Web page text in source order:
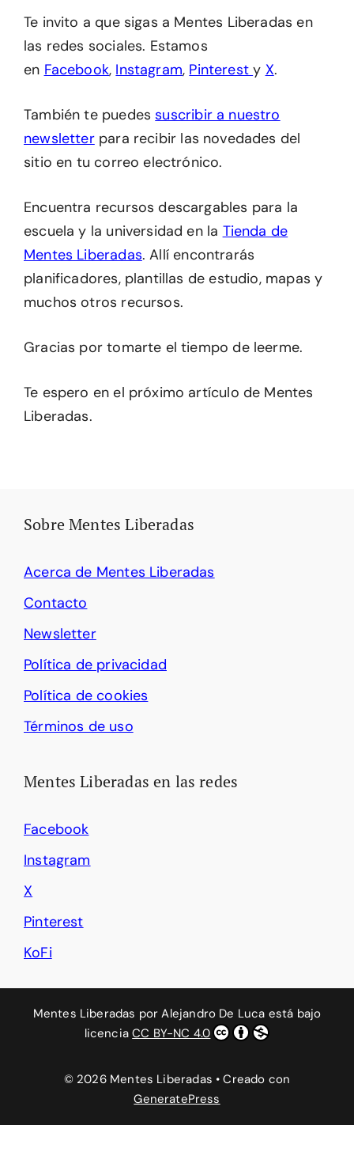
Te invito a que sigas a Mentes Liberadas en
las redes sociales. Estamos
en Facebook, Instagram, Pinteresty X.
También te puedessuscribir a nuestro
newsletterpara recibir las novedades del
sitio en tu correo electrónico.
Encuentra recursos descargables para la
escuela y la universidad en la Tienda de
Mentes Liberadas. Allí encontrarás
planificadores, plantillas de estudio, mapas y
muchos otros recursos.
Gracias por tomarte el tiempo de leerme.
Te espero en el próximo artículo de Mentes
Liberadas.
Sobre Mentes Liberadas
Acerca de Mentes Liberadas
Contacto
Newsletter
Política de privacidad
Política de cookies
Términos de uso
Mentes Liberadas en las redes
Facebook
Instagram
X
Pinterest
KoFi
Mentes Liberadas porAlejandro De Luca está bajo
licenciaCC BY-NC 4.0
© 2026 Mentes Liberadas • Creado con
GeneratePress